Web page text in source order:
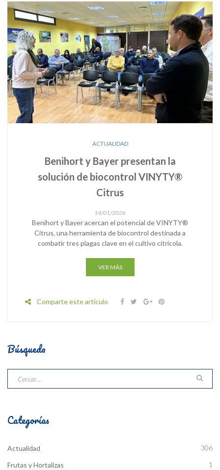
ACTUALIDAD
Benihort y Bayer presentan la
solución de biocontrol VINYTY®
Citrus
14/01/2026
Benihort y Bayer acercan el potencial de VINYTY®
Citrus, una herramienta de biocontrol destinada a
combatir tres plagas clave en el cultivo citrícola.
VER MÁS
Comparte este artículo
Búsqueda
Categorías
Actualidad 306
Frutas y Hortalizas 1